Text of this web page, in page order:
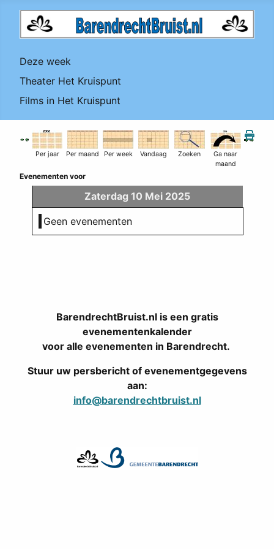
Deze week
Theater Het Kruispunt
Films in Het Kruispunt
Per jaar Per maand Per week Vandaag Zoeken
Ga naar
maand
Evenementen voor
Zaterdag 10 Mei 2025
Geen evenementen
BarendrechtBruist.nl is een gratis
evenementenkalender
voor alle evenementen in Barendrecht.
Stuur uw persbericht of evenementgegevens
aan:
info@barendrechtbruist.nl